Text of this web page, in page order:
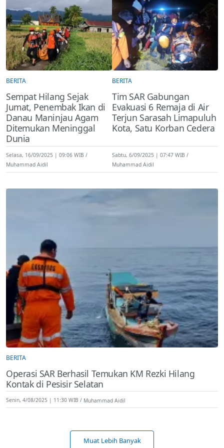
BERITA
Sempat Hilang Sejak
Jumat, Penembak Ikan di
Danau Maninjau Agam
Ditemukan Meninggal
Dunia
Selasa, 16/09/2025 | 09:06 WIB
Muhammad Aidil
BERITA
Tim SAR Gabungan
Evakuasi 6 Remaja di Air
Terjun Sarasah Limapuluh
Kota, Satu Korban Cedera
Sabtu, 6/09/2025 | 07:47 WIB
Muhammad Aidil
BERITA
Operasi SAR Berhasil Temukan KM Rezki Hilang
Kontak di Pesisir Selatan
Senin, 4/08/2025 | 11:30 WIB Muhammad Aidil
Muat Lebih Banyak